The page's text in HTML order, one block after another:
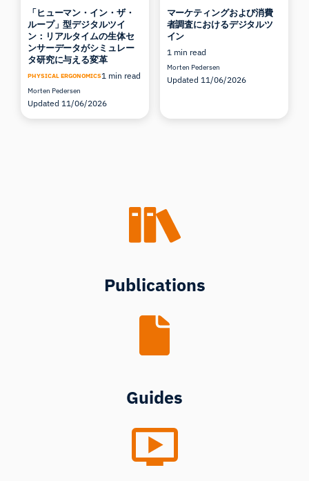
「ヒューマン・イン・ザ・
ループ」型デジタルツイ
ン：リアルタイムの生体セ
ンサーデータがシミュレー
タ研究に与える変革
PHYSICAL ERGONOMICS1 min read
Morten Pedersen
Updated 11/06/2026
マーケティングおよび消費
者調査におけるデジタルツ
イン
1 min read
Morten Pedersen
Updated 11/06/2026
Publications
Guides